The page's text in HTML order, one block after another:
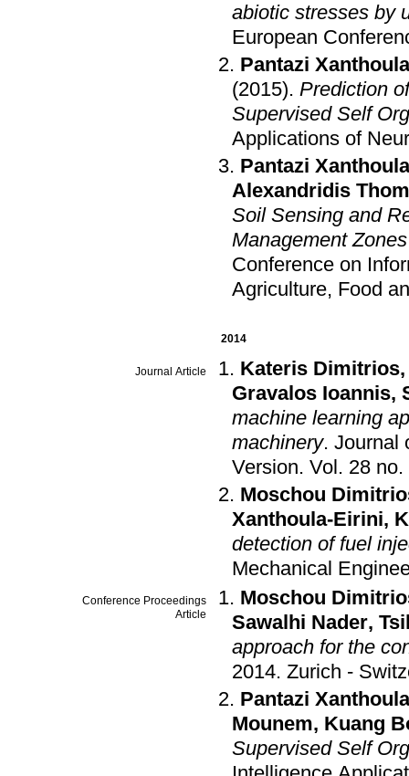
abiotic stresses by
European
Pantazi
(2015). Prediction
Supervised Self
Applications of
Pantazi
Alexandridis
Soil Sensing and
Management
Conference on
Agriculture, Food
2014
Journal Article Kateris Dimitrios
Gravalos Ioannis,
machine learning
machinery. Journal
Version.
Moschou
Xanthoula-Eirini,
detection of fuel
Mechanical
Conference Proceedings
Article
Moschou
Sawalhi Nader,
approach for the
2014. Zurich -
Pantazi
Mounem, Kuang
Supervised Self